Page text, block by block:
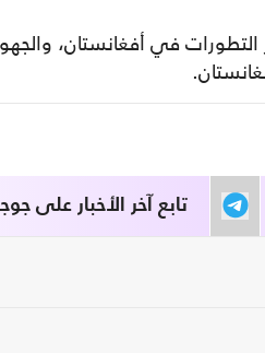
التطورات في أفغانستان،
تابع آخر الأخبار على